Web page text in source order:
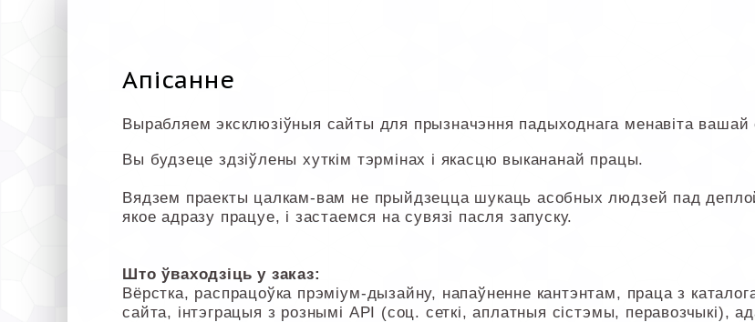
Апісанне
Вырабляем эксклюзіўныя сайты для прызначэння падыходнага менавіта вашай
Вы будзеце здзіўлены хуткім тэрмінах і якасцю выкананай працы.
Вядзем праекты цалкам-вам не прыйдзецца шукаць асобных людзей пад
якое адразу працуе, і застаемся на сувязі пасля запуску.
Што ўваходзіць у заказ:
Вёрстка, распрацоўка прэміум-дызайну, напаўненне кантэнтам, праца з
сайта, інтэграцыя з рознымі API (соц. сеткі, аплатныя сістэмы, перавозчыкі),